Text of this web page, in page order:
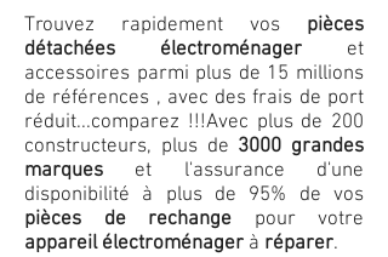
Trouvez rapidement vos pièces
détachées électroménager et
accessoires parmi plus de 15 millions
de références , avec des frais de port
réduit...comparez !!!Avec plus de 200
constructeurs, plus de 3000 grandes
marques et l'assurance d'une
disponibilité à plus de 95% de vos
pièces de rechange pour votre
appareil électroménager à réparer.